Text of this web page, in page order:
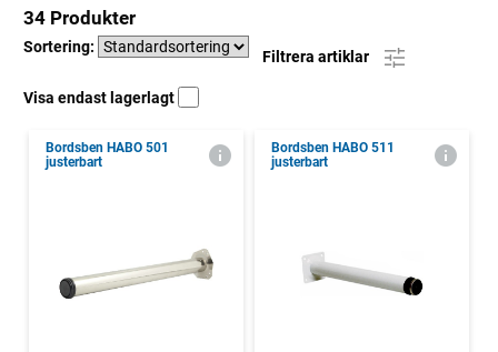
34 Produkter
Sortering:
Filtrera artiklar
Visa endast lagerlagt
Bordsben HABO 501
justerbart
Bordsben HABO 511
justerbart